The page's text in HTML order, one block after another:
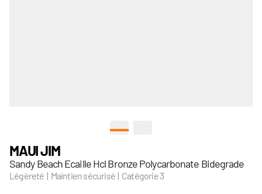
MAUI JIM
Sandy Beach Ecaille Hcl Bronze Polycarbonate Bidegrade
Légèreté | Maintien sécurisé | Catégorie 3